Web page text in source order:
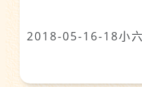
2018-05-16-18小